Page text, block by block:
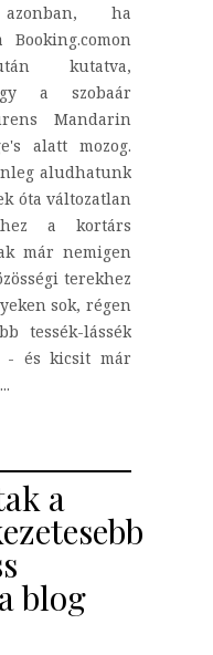
ha
kutatva,
a szobaár
Mandarin
alatt mozog.
aludhatunk
óta változatlan
a kortárs
már nemigen
terekhez
sok, régen
tessék-lássék
- és kicsit már
a
blog